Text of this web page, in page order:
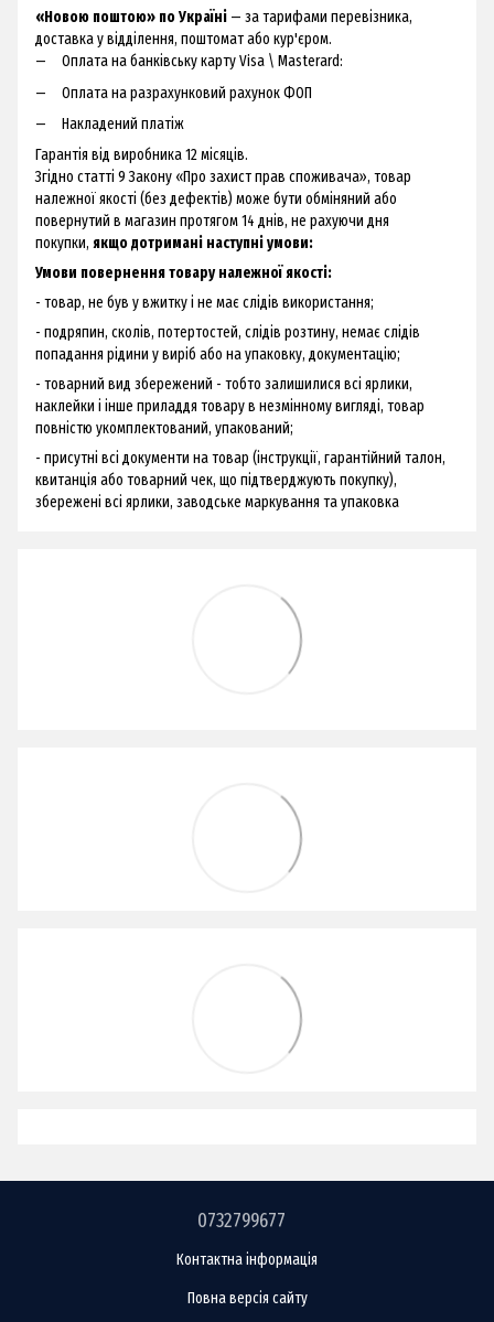
«Новою поштою» по Україні — за тарифами перевізника,
доставка у відділення, поштомат або кур'єром.
Оплата на банківську карту Visa \ Masterard:
Оплата на разрахунковий рахунок ФОП
Накладений платіж
Гарантія від виробника 12 місяців.
Згідно статті 9 Закону «Про захист прав споживача», товар
належної якості (без дефектів) може бути обміняний або
повернутий в магазин протягом 14 днів, не рахуючи дня
покупки, якщо дотримані наступні умови:
Умови повернення товару належної якості:
- товар, не був у вжитку і не має слідів використання;
- подряпин, сколів, потертостей, слідів розтину, немає слідів
попадання рідини у виріб або на упаковку, документацію;
- товарний вид збережений - тобто залишилися всі ярлики,
наклейки і інше приладдя товару в незмінному вигляді, товар
повністю укомплектований, упакований;
- присутні всі документи на товар (інструкції, гарантійний талон,
квитанція або товарний чек, що підтверджують покупку),
збережені всі ярлики, заводське маркування та упаковка
0732799677
Контактна інформація
Повна версія сайту